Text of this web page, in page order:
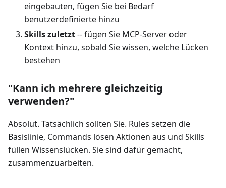
eingebauten, fügen Sie bei Bedarf
benutzerdefinierte hinzu
Skills zuletzt-- fügen Sie MCP-Server oder
Kontext hinzu, sobald Sie wissen, welche Lücken
bestehen
"Kann ich mehrere gleichzeitig
verwenden?"
Absolut. Tatsächlich sollten Sie. Rules setzen die
Basislinie, Commands lösen Aktionen aus und Skills
füllen Wissenslücken. Sie sind dafür gemacht,
zusammenzuarbeiten.